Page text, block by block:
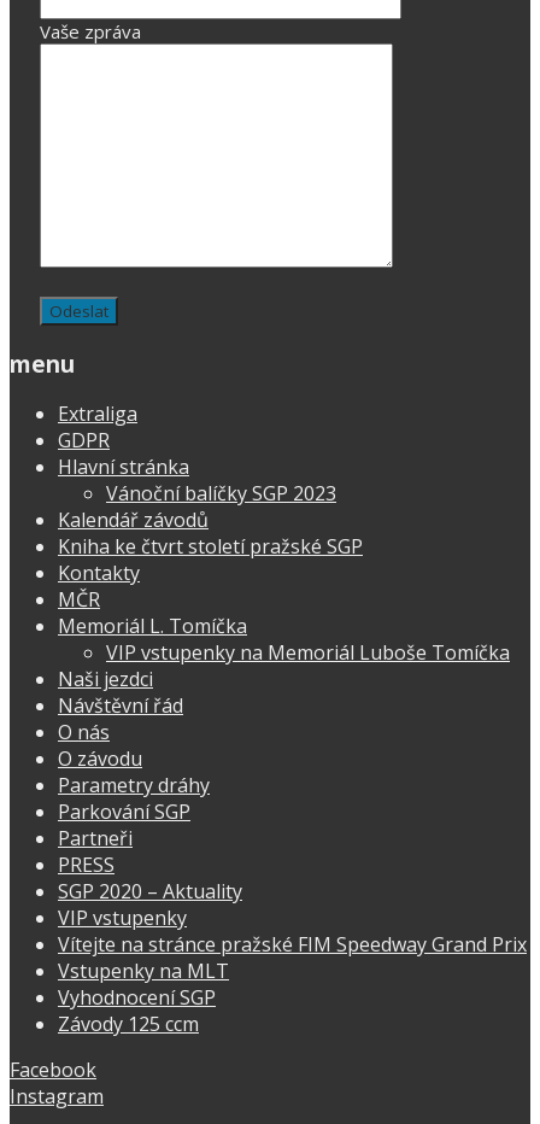
Vaše zpráva
menu
Extraliga
GDPR
Hlavní stránka
Vánoční balíčky SGP 2023
Kalendář závodů
Kniha ke čtvrt století pražské SGP
Kontakty
MČR
Memoriál L. Tomíčka
VIP vstupenky na Memoriál Luboše Tomíčka
Naši jezdci
Návštěvní řád
O nás
O závodu
Parametry dráhy
Parkování SGP
Partneři
PRESS
SGP 2020 – Aktuality
VIP vstupenky
Vítejte na stránce pražské FIM Speedway Grand Prix
Vstupenky na MLT
Vyhodnocení SGP
Závody 125 ccm
Facebook
Instagram